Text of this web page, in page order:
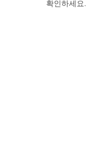
확인하세요.